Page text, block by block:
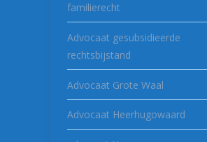
familierecht
Advocaat gesubsidieerde
rechtsbijstand
Advocaat Grote Waal
Advocaat Heerhugowaard